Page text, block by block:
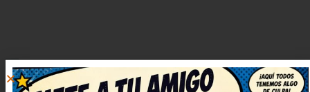
DEJARUN